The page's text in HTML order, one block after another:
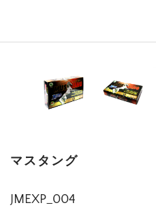
マスタング
JMEXP_004